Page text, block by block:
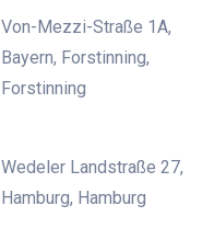
Von-Mezzi-Straße 1A,
Bayern, Forstinning,
Forstinning
Wedeler Landstraße 27,
Hamburg, Hamburg